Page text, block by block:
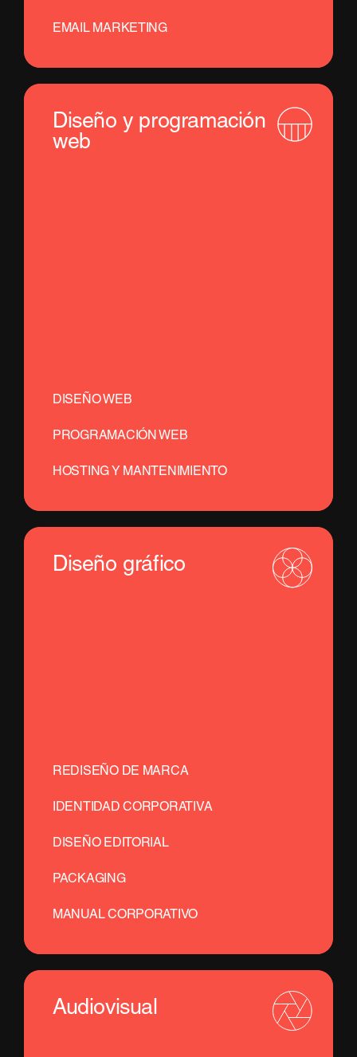
EMAIL MARKETING
Diseño y programación
web
DISEÑO WEB
PROGRAMACIÓN WEB
HOSTING Y MANTENIMIENTO
Diseño gráfico
REDISEÑO DE MARCA
IDENTIDAD CORPORATIVA
DISEÑO EDITORIAL
PACKAGING
MANUAL CORPORATIVO
Audiovisual